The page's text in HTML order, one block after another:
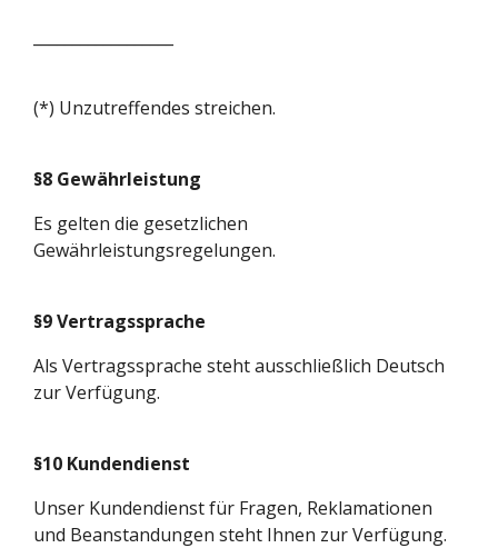
(*) Unzutreffendes streichen.
§8 Gewährleistung
Es gelten die gesetzlichen
Gewährleistungsregelungen.
§9 Vertragssprache
Als Vertragssprache steht ausschließlich Deutsch
zur Verfügung.
§10 Kundendienst
Unser Kundendienst für Fragen, Reklamationen
und Beanstandungen steht Ihnen zur Verfügung.